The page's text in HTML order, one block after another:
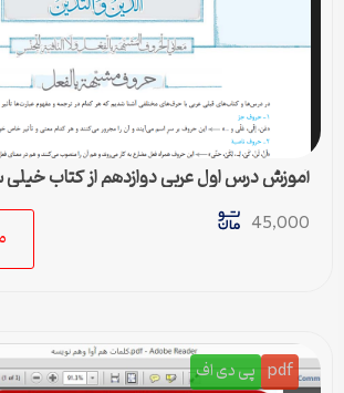
آموزش درس اول عربی دوازدهم از کتاب
45,000
pdf پی دی اف